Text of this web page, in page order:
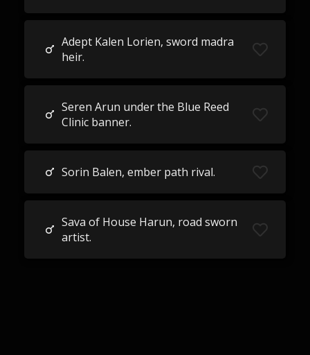
Adept Kalen Lorien, sword madra
heir.
Seren Arun under the Blue Reed
Clinic banner.
Sorin Balen, ember path rival.
Sava of House Harun, road sworn
artist.